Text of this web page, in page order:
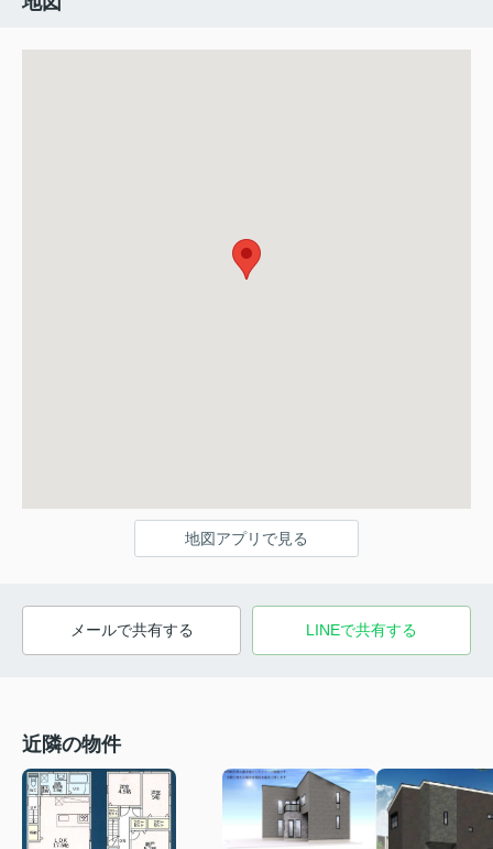
地図アプリで見る
メールで共有する LINEで共有する
近隣の物件